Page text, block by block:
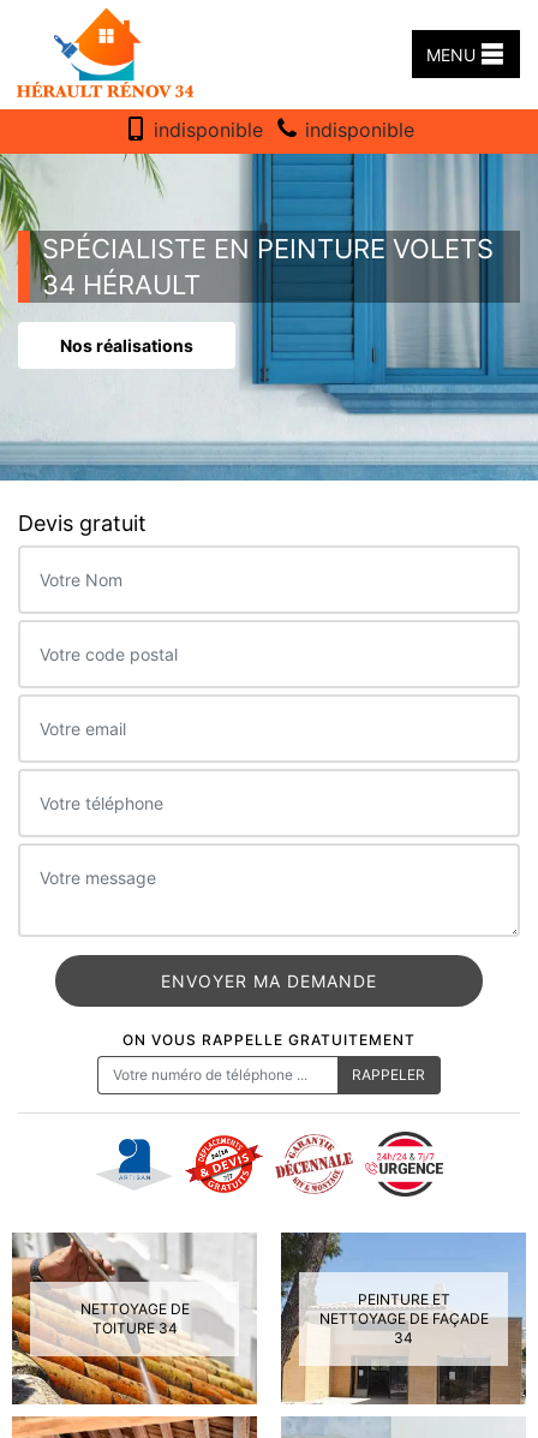
MENU
indisponible indisponible
SPÉCIALISTE EN PEINTURE VOLETS
34 HÉRAULT
Nos réalisations
Devis gratuit
ON VOUS RAPPELLE GRATUITEMENT
NETTOYAGE DE
TOITURE 34
PEINTURE ET
NETTOYAGE DE FAÇADE
34